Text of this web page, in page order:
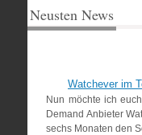
Neusten News
Watchever im
Nun möchte ich
Demand Anbieter
sechs Monaten den